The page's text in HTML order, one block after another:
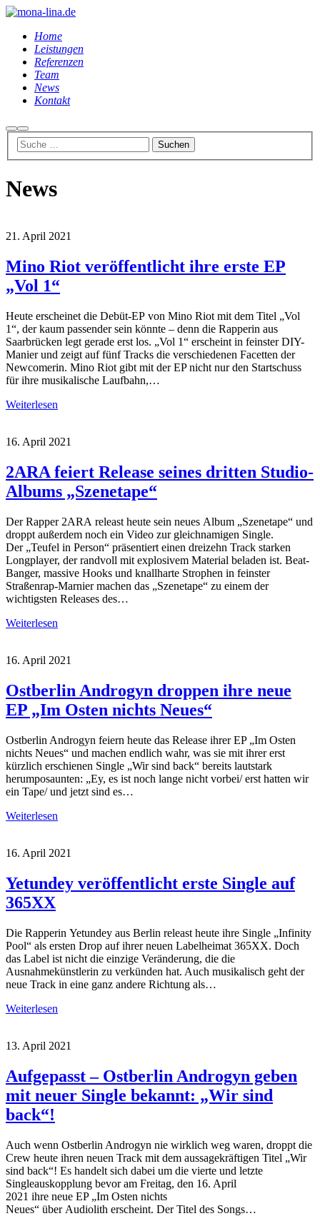
Home
Leistungen
Referenzen
Team
News
Kontakt
Suchen
Hauptmenü
News
21. April 2021
Mino Riot veröffentlicht ihre erste EP
„Vol 1“
Heute erscheinet die Debüt-EP von Mino Riot mit dem Titel „Vol
1“, der kaum passender sein könnte – denn die Rapperin aus
Saarbrücken legt gerade erst los. „Vol 1“ erscheint in feinster DIY-
Manier und zeigt auf fünf Tracks die verschiedenen Facetten der
Newcomerin. Mino Riot gibt mit der EP nicht nur den Startschuss
für ihre musikalische Laufbahn,…
Weiterlesen
16. April 2021
2ARA feiert Release seines dritten Studio-
Albums „Szenetape“
Der Rapper 2ARA releast heute sein neues Album „Szenetape“ und
droppt außerdem noch ein Video zur gleichnamigen Single.
Der „Teufel in Person“ präsentiert einen dreizehn Track starken
Longplayer, der randvoll mit explosivem Material beladen ist. Beat-
Banger, massive Hooks und knallharte Strophen in feinster
Straßenrap-Marnier machen das „Szenetape“ zu einem der
wichtigsten Releases des…
Weiterlesen
16. April 2021
Ostberlin Androgyn droppen ihre neue
EP „Im Osten nichts Neues“
Ostberlin Androgyn feiern heute das Release ihrer EP „Im Osten
nichts Neues“ und machen endlich wahr, was sie mit ihrer erst
kürzlich erschienen Single „Wir sind back“ bereits lautstark
herumposaunten: „Ey, es ist noch lange nicht vorbei/ erst hatten wir
ein Tape/ und jetzt sind es…
Weiterlesen
16. April 2021
Yetundey veröffentlicht erste Single auf
365XX
Die Rapperin Yetundey aus Berlin releast heute ihre Single „Infinity
Pool“ als ersten Drop auf ihrer neuen Labelheimat 365XX. Doch
das Label ist nicht die einzige Veränderung, die die
Ausnahmekünstlerin zu verkünden hat. Auch musikalisch geht der
neue Track in eine ganz andere Richtung als…
Weiterlesen
13. April 2021
Aufgepasst – Ostberlin Androgyn geben
mit neuer Single bekannt: „Wir sind
back“!
Auch wenn Ostberlin Androgyn nie wirklich weg waren, droppt die
Crew heute ihren neuen Track mit dem aussagekräftigen Titel „Wir
sind back“! Es handelt sich dabei um die vierte und letzte
Singleauskopplung bevor am Freitag, den 16. April
2021 ihre neue EP „Im Osten nichts
Neues“ über Audiolith erscheint. Der Titel des Songs…